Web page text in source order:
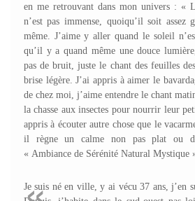
en me retrouvant dans mon univers : «
n’est pas immense, quoiqu’il soit
même. J’aime y aller quand le soleil
qu’il y a quand même une douce
pas de bruit, juste le chant des feuilles
brise légère. J’ai appris à aimer le
de chez moi, j’aime entendre le chant
la chasse aux insectes pour nourrir leur
appris à écouter autre chose que le
il règne un calme non pas plat ou
« Ambiance de Sérénité Natural
Je suis né en ville, y ai vécu 37 ans, j’en